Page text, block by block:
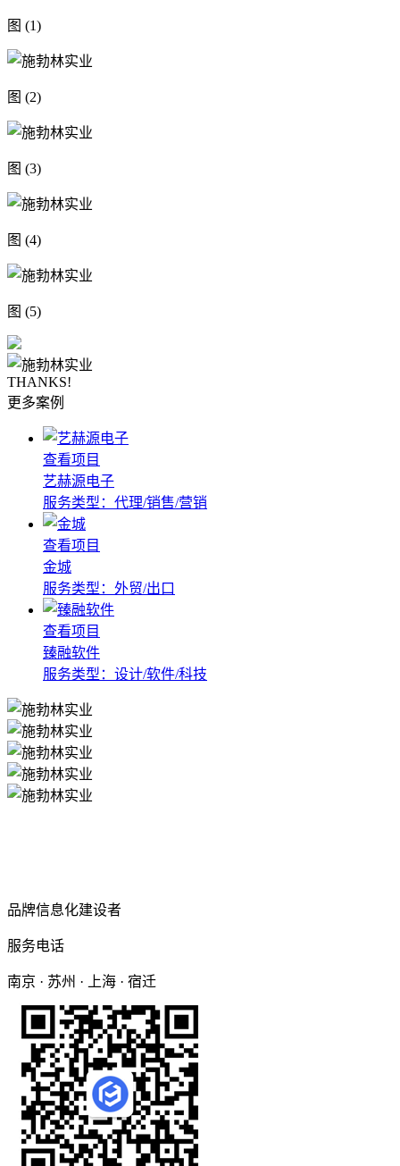
图 (1)
图 (2)
图 (3)
图 (4)
图 (5)
THANKS!
更多案例
查看项目
艺赫源电子
服务类型：代理/销售/营销
查看项目
金城
服务类型：外贸/出口
查看项目
臻融软件
服务类型：设计/软件/科技
品牌信息化建设者
服务电话
南京 · 苏州 · 上海 · 宿迁